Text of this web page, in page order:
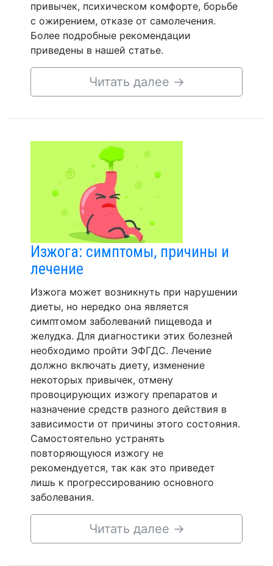
привычек, психическом комфорте, борьбе
с ожирением, отказе от самолечения.
Более подробные рекомендации
приведены в нашей статье.
Читать далее →
Изжога: симптомы, причины и
лечение
Изжога может возникнуть при нарушении
диеты, но нередко она является
симптомом заболеваний пищевода и
желудка. Для диагностики этих болезней
необходимо пройти ЭФГДС. Лечение
должно включать диету, изменение
некоторых привычек, отмену
провоцирующих изжогу препаратов и
назначение средств разного действия в
зависимости от причины этого состояния.
Самостоятельно устранять
повторяющуюся изжогу не
рекомендуется, так как это приведет
лишь к прогрессированию основного
заболевания.
Читать далее →